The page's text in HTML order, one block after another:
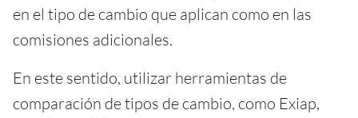
en el tipo de cambio que aplican como en las
comisiones adicionales.
En este sentido, utilizar herramientas de
comparación de tipos de cambio, como Exiap,